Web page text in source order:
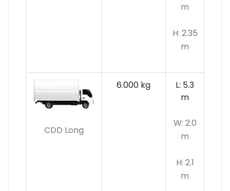
m
H: 2.35
m
CDD Long
6.000 kg
L: 5.3
m
W: 2.0
m
H: 2.1
m